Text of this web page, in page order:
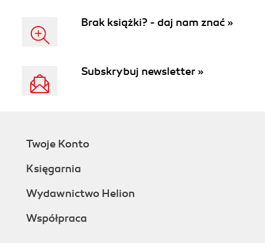
Brak książki? - daj nam znać »
Subskrybuj newsletter »
Twoje Konto
Księgarnia
Wydawnictwo Helion
Współpraca